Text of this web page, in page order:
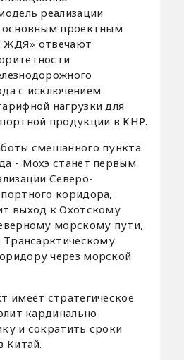
реализации
основным проектным
отвечают
с исключением
нагрузки для
продукции в КНР.
смешанного пункта
- Мохэ станет первым
Северо-
коридора,
выход к Охотскому
морскому пути,
Трансарктическому
через морской
имеет стратегическое
кардинально
и сократить сроки
Китай.